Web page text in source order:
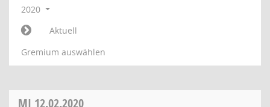
2020
Aktuell
Gremium auswählen
MI 12.02.2020